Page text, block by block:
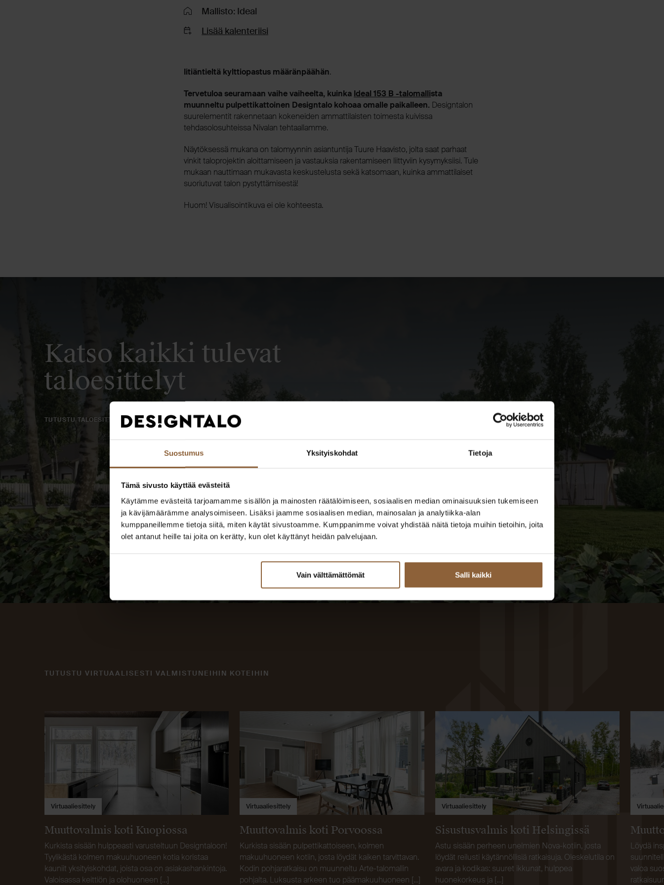
Suostumus Yksityiskohdat Tietoja
Tämä sivusto käyttää evästeitä
Käytämme evästeitä tarjoamamme sisällön ja mainosten räätälöimiseen, sosiaalisen median ominaisuuksien tukemiseen
ja kävijämäärämme analysoimiseen. Lisäksi jaamme sosiaalisen median, mainosalan ja analytiikka-alan
kumppaneillemme tietoja siitä, miten käytät sivustoamme. Kumppanimme voivat yhdistää näitä tietoja muihin tietoihin, joita
olet antanut heille tai joita on kerätty, kun olet käyttänyt heidän palvelujaan.
Vain välttämättömät Salli kaikki
Mallisto: Ideal
Lisää kalenteriisi
Iitiäntieltä kylttiopastus määränpäähän.
Tervetuloa seuramaan vaihe vaiheelta, kuinka Ideal 153 B -talomallista
muunneltu pulpettikattoinen Designtalo kohoaa omalle paikalleen. Designtalon
suurelementit rakennetaan kokeneiden ammattilaisten toimesta kuivissa
tehdasolosuhteissa Nivalan tehtaallamme.
Näytöksessä mukana on talomyynnin asiantuntija Tuure Haavisto, jolta saat parhaat
vinkit taloprojektin aloittamiseen ja vastauksia rakentamiseen liittyviin kysymyksiisi. Tule
mukaan nauttimaan mukavasta keskustelusta sekä katsomaan, kuinka ammattilaiset
suoriutuvat talon pystyttämisestä!
Huom! Visualisointikuva ei ole kohteesta.
Katso kaikki tulevat
taloesittelyt
TUTUSTU TALOESITTELYIHIN
TUTUSTU VIRTUAALISESTI VALMISTUNEIHIN KOTEIHIN
Virtuaaliesittely
Muuttovalmis koti Kuopiossa
Kurkista sisään hulppeasti varusteltuun Designtaloon!
Tyylikästä kolmen makuuhuoneen kotia koristaa
kauniit yksityiskohdat, joista osa on asiakashankintoja.
Valoisassa keittiön ja olohuoneen […]
Virtuaaliesittely
Muuttovalmis koti Porvoossa
Kurkista sisään pulpettikattoiseen, kolmen
makuuhuoneen kotiin, josta löydät kaiken tarvittavan.
Kodin pohjaratkaisu on muunneltu Arte-talomallin
pohjalta. Luksusta arkeen tuo päämakuuhuoneen […]
Virtuaaliesittely
Sisustusvalmis koti Helsingissä
Astu sisään perheen unelmien Nova-kotiin, josta
löydät reilusti käytännöllisiä ratkaisuja. Oleskelutila on
avara ja kodikas: suuret ikkunat, hulppea
huonekorkeus ja […]
Löydä
valoa